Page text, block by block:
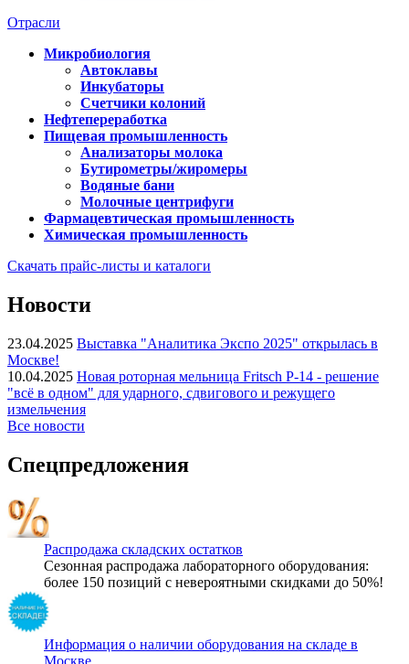
Отрасли
Микробиология
Автоклавы
Инкубаторы
Счетчики колоний
Нефтепереработка
Пищевая промышленность
Анализаторы молока
Бутирометры/жиромеры
Водяные бани
Молочные центрифуги
Фармацевтическая промышленность
Химическая промышленность
Скачать прайс-листы и каталоги
Новости
23.04.2025 Выставка "Аналитика Экспо 2025" открылась в
Москве!
10.04.2025 Новая роторная мельница Fritsch P-14 - решение
"всё в одном" для ударного, сдвигового и режущего
измельчения
Все новости
Спецпредложения
Распродажа складских остатков
Сезонная распродажа лабораторного оборудования:
более 150 позиций с невероятными скидками до 50%!
Информация о наличии оборудования на складе в
Москве